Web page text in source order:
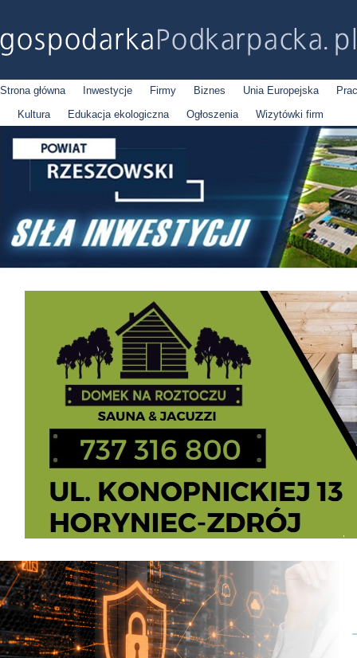
Strona główna Inwestycje Firmy Biznes Unia Europejska
Kultura
Edukacja ekologiczna Ogłoszenia Wizytówki firm